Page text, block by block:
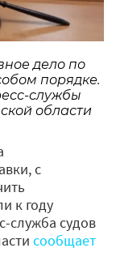
дело по
порядке.
службы
области
с
к году
служба судов
сообщает